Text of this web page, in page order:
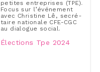
petites en­tre­prises (TPE).
Focus sur l’événement
avec Christine Lê, se­cré­
taire nationale CFE-CGC
au dialogue social.
Élections Tpe 2024